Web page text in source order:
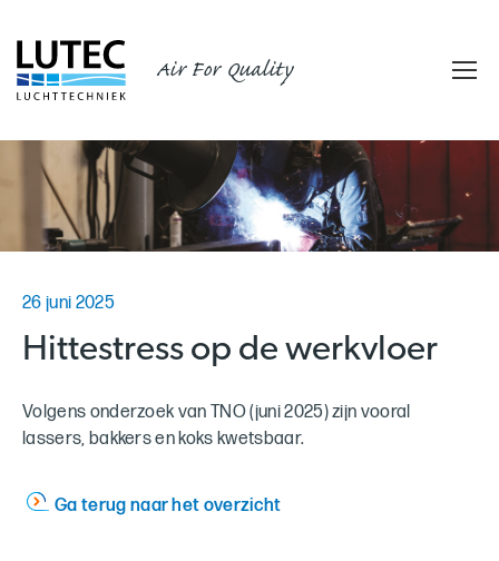
Air For Quality
26 juni 2025
Hittestress op de werkvloer
Volgens onderzoek van TNO (juni 2025) zijn vooral
lassers, bakkers en koks kwetsbaar.
Ga terug naar het overzicht